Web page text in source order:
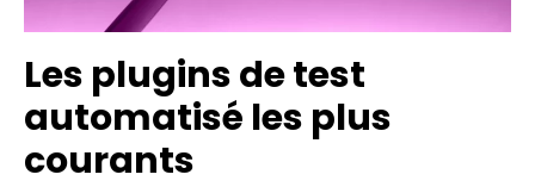
Les plugins de test
automatisé les plus
courants